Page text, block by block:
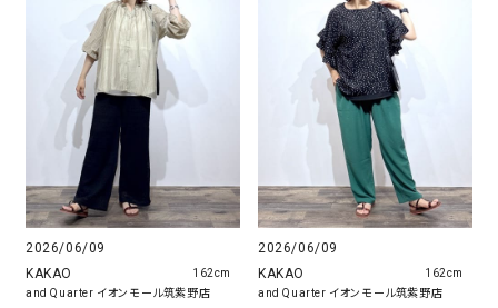
2026/06/09
KAKAO
and Quarter イオンモール筑紫野店
162cm
2026/06/09
KAKAO
and Quarter イオンモール筑紫野店
162cm